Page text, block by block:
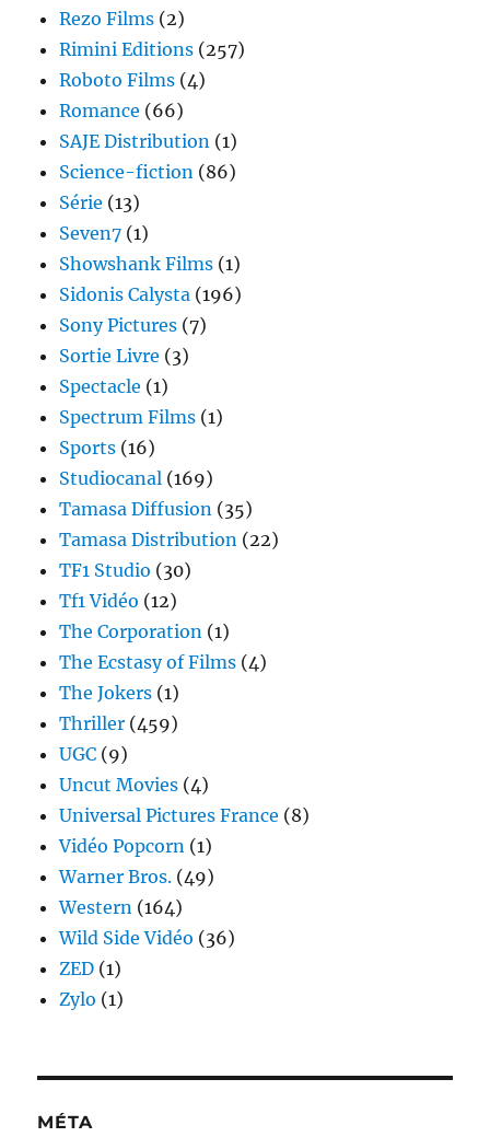
Rezo Films (2)
Rimini Editions (257)
Roboto Films (4)
Romance (66)
SAJE Distribution (1)
Science-fiction (86)
Série (13)
Seven7 (1)
Showshank Films (1)
Sidonis Calysta (196)
Sony Pictures (7)
Sortie Livre (3)
Spectacle (1)
Spectrum Films (1)
Sports (16)
Studiocanal (169)
Tamasa Diffusion (35)
Tamasa Distribution (22)
TF1 Studio (30)
Tf1 Vidéo (12)
The Corporation (1)
The Ecstasy of Films (4)
The Jokers (1)
Thriller (459)
UGC (9)
Uncut Movies (4)
Universal Pictures France (8)
Vidéo Popcorn (1)
Warner Bros. (49)
Western (164)
Wild Side Vidéo (36)
ZED (1)
Zylo (1)
MÉTA